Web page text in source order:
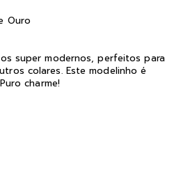
Ouro
super modernos, perfeitos para
colares. Este modelinho é
charme!